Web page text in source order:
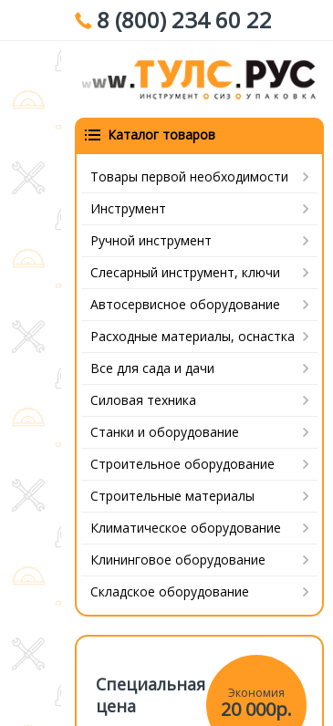
8 (800) 234 60 22
Каталог товаров
Товары первой необходимости
Инструмент
Ручной инструмент
Слесарный инструмент, ключи
Автосервисное оборудование
Расходные материалы, оснастка
Все для сада и дачи
Силовая техника
Станки и оборудование
Строительное оборудование
Строительные материалы
Климатическое оборудование
Клининговое оборудование
Складское оборудование
000р.
Специальная
цена
Экономия
20 000р.